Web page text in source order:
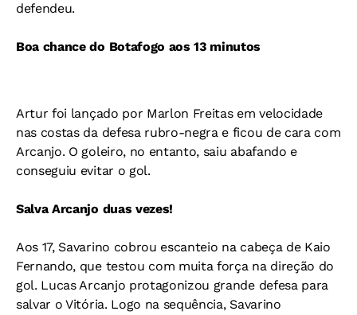
defendeu.
Boa chance do Botafogo aos 13 minutos
Artur foi lançado por Marlon Freitas em velocidade
nas costas da defesa rubro-negra e ficou de cara com
Arcanjo. O goleiro, no entanto, saiu abafando e
conseguiu evitar o gol.
Salva Arcanjo duas vezes!
Aos 17, Savarino cobrou escanteio na cabeça de Kaio
Fernando, que testou com muita força na direção do
gol. Lucas Arcanjo protagonizou grande defesa para
salvar o Vitória. Logo na sequência, Savarino